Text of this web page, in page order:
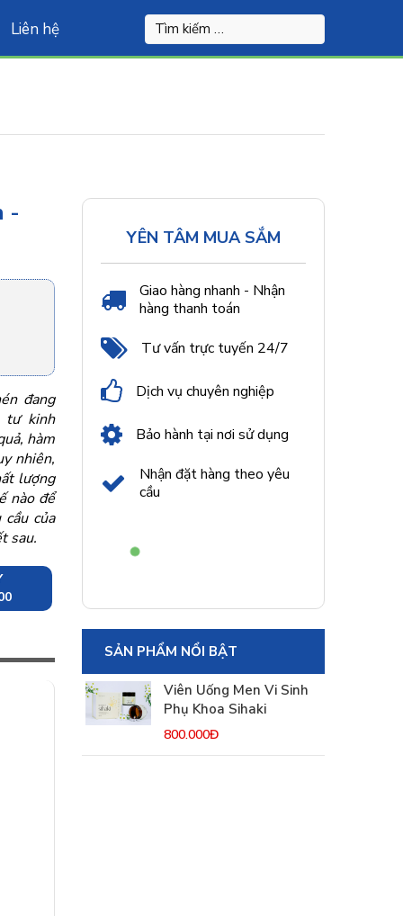
Liên hệ
-
đang
tư kinh
hàm
nhiên,
lượng
nào để
của
sau.
YÊN TÂM MUA SẮM
Giao hàng nhanh - Nhận
hàng thanh toán
Tư vấn trực tuyến 24/7
Dịch vụ chuyên nghiệp
Bảo hành tại nơi sử dụng
Nhận đặt hàng theo yêu
cầu
SẢN PHẨM NỔI BẬT
Viên Uống Men Vi Sinh
Phụ Khoa Sihaki
800.000Đ